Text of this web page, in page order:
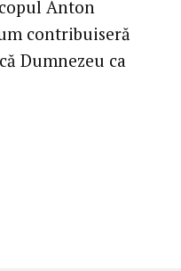
Anton
contribuiseră
Dumnezeu ca